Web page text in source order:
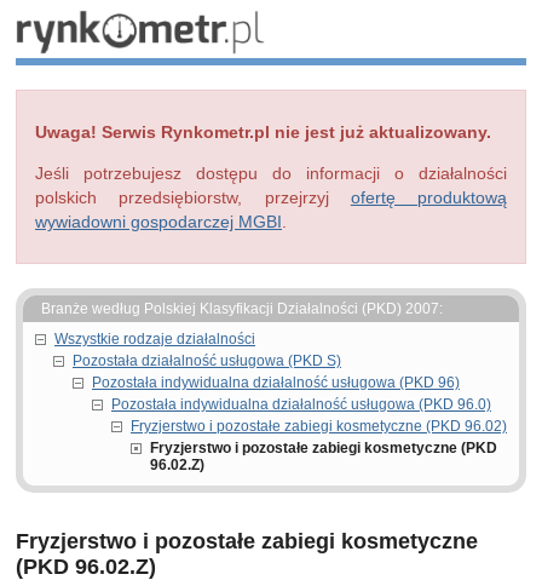
Uwaga! Serwis Rynkometr.pl nie jest już aktualizowany.
Jeśli potrzebujesz dostępu do informacji o działalności
polskich przedsiębiorstw, przejrzyj ofertę produktową
wywiadowni gospodarczej MGBI
Branże według Polskiej Klasyfikacji Działalności (PKD) 2007:
Wszystkie rodzaje działalności
Pozostała działalność usługowa (PKD S)
Pozostała indywidualna działalność usługowa (PKD 96)
Pozostała indywidualna działalność usługowa (PKD 96.0)
Fryzjerstwo i pozostałe zabiegi kosmetyczne (PKD 96.02)
Fryzjerstwo i pozostałe zabiegi kosmetyczne (PKD
96.02.Z)
Fryzjerstwo i pozostałe zabiegi kosmetyczne
(PKD 96.02.Z)